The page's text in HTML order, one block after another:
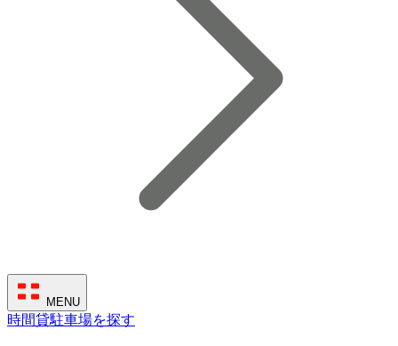
MENU
時間貸駐車場を探す